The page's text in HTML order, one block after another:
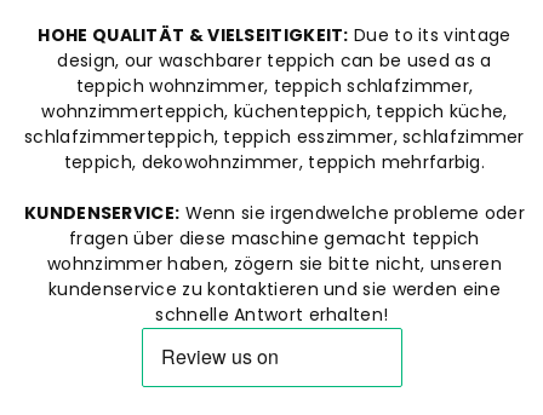
HOHE QUALITÄT & VIELSEITIGKEIT: Due to its vintage
design, our waschbarer teppich can be used as a
teppich wohnzimmer, teppich schlafzimmer,
wohnzimmerteppich, küchenteppich, teppich küche,
schlafzimmerteppich, teppich esszimmer, schlafzimmer
teppich, dekowohnzimmer, teppich mehrfarbig.
KUNDENSERVICE: Wenn sie irgendwelche probleme oder
fragen über diese maschine gemacht teppich
wohnzimmer haben, zögern sie bitte nicht, unseren
kundenservice zu kontaktieren und sie werden eine
schnelle Antwort erhalten!